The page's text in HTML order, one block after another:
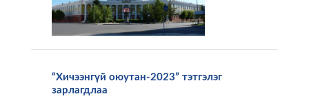
“Хичээнгүй оюутан-2023” тэтгэлэг
зарлагдлаа